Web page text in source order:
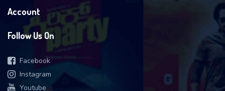
Account
Follow Us On
Facebook
Instagram
Youtube